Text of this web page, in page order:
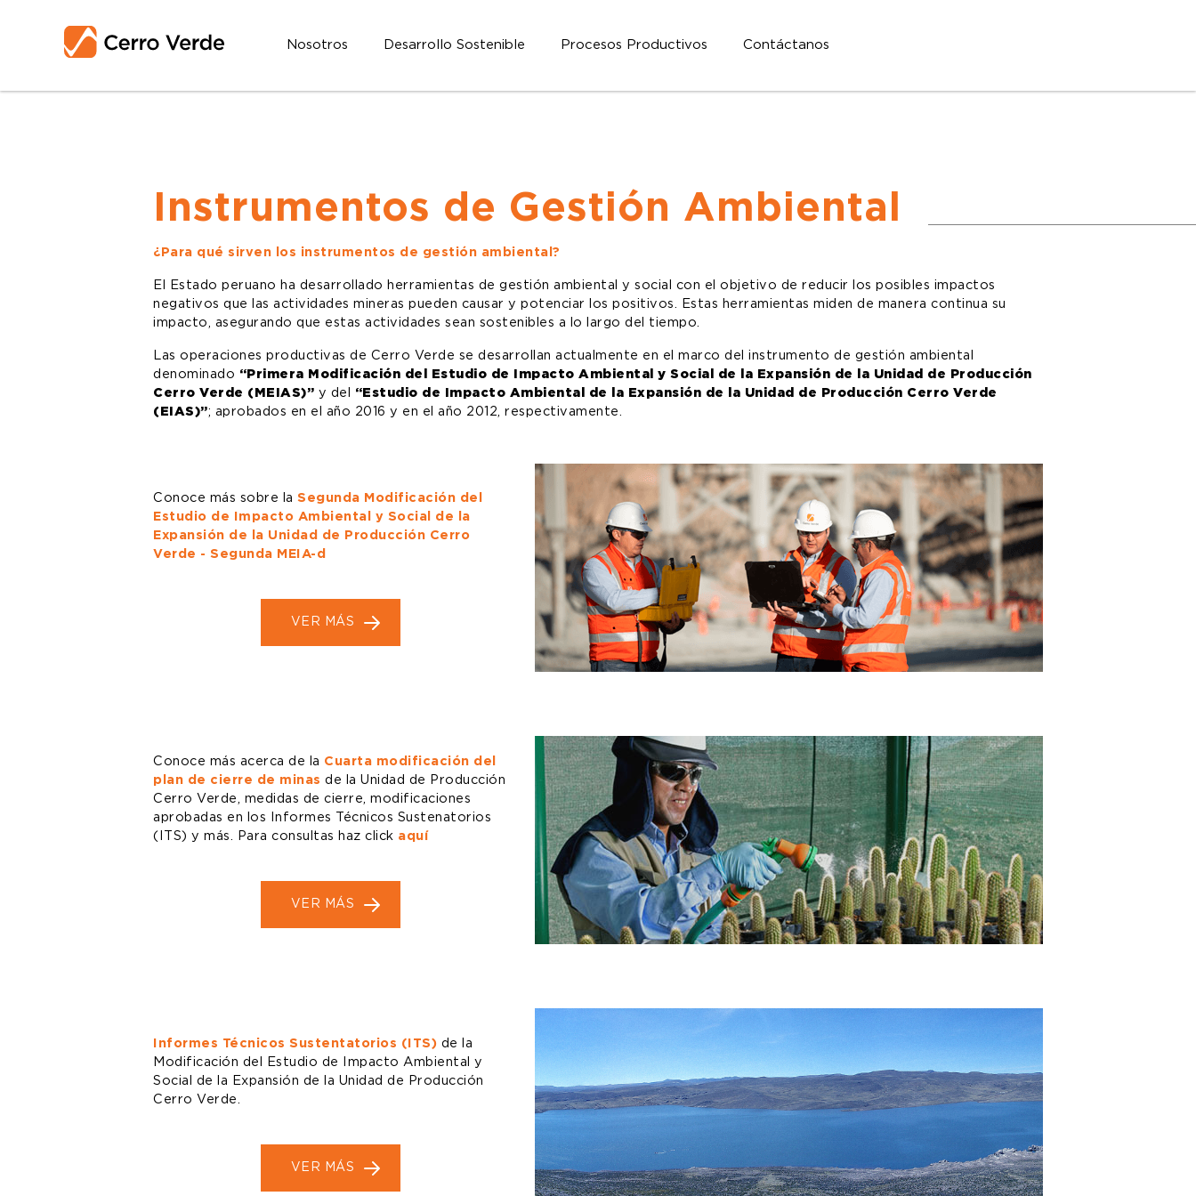
Nosotros Desarrollo Sostenible Procesos Productivos Contáctanos
Instrumentos de Gestión Ambiental
¿Para qué sirven los instrumentos de gestión ambiental?
El Estado peruano ha desarrollado herramientas de gestión ambiental y social con el objetivo de reducir los posibles impactos
negativos que las actividades mineras pueden causar y potenciar los positivos. Estas herramientas miden de manera continua su
impacto, asegurando que estas actividades sean sostenibles a lo largo del tiempo.
Las operaciones productivas de Cerro Verde se desarrollan actualmente en el marco del instrumento de gestión ambiental
denominado “Primera Modificación del Estudio de Impacto Ambiental y Social de la Expansión de la Unidad de Producción
Cerro Verde (MEIAS)” y del “Estudio de Impacto Ambiental de la Expansión de la Unidad de Producción Cerro Verde
(EIAS)”; aprobados en el año 2016 y en el año 2012, respectivamente.
Conoce más sobre la Segunda Modificación del
Estudio de Impacto Ambiental y Social de la
Expansión de la Unidad de Producción Cerro
Verde - Segunda MEIA-d
VER MÁS
Conoce más acerca de la Cuarta modificación del
plan de cierre de minas de la Unidad de Producción
Cerro Verde, medidas de cierre, modificaciones
aprobadas en los Informes Técnicos Sustenatorios
(ITS) y más. Para consultas haz click aquí
VER MÁS
Informes Técnicos Sustentatorios (ITS) de la
Modificación del Estudio de Impacto Ambiental y
Social de la Expansión de la Unidad de Producción
Cerro Verde.
VER MÁS